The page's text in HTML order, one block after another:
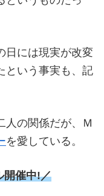
日には現実が改変
という事実も、記
人の関係だが、Ｍ
を愛している。
開催中!／